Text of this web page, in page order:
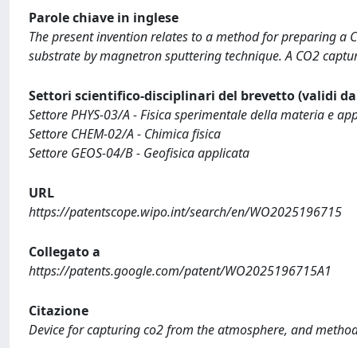
Parole chiave in inglese
The present invention relates to a method for preparing a
substrate by magnetron sputtering technique. A CO2
Settori scientifico-disciplinari del brevetto (validi
Settore PHYS-03/A - Fisica sperimentale della materia e
Settore CHEM-02/A - Chimica fisica
Settore GEOS-04/B - Geofisica applicata
URL
https://patentscope.wipo.int/search/en/WO2025196715
Collegato a
https://patents.google.com/patent/WO2025196715A1
Citazione
Device for capturing co2 from the atmosphere, and